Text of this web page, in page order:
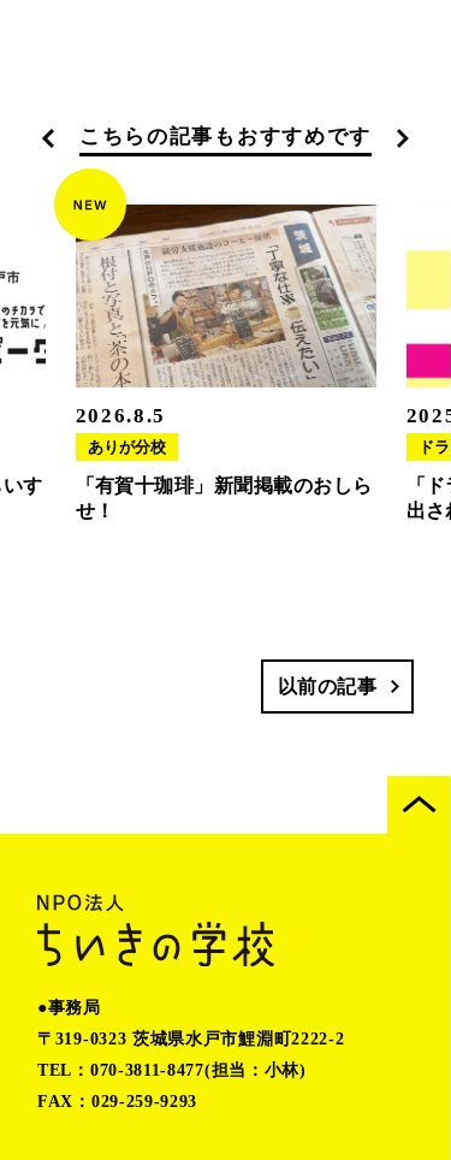
こちらの記事もおすすめです
す
2026.8.5
ありが分校
「有賀十珈琲」新聞掲載のおしら
せ！
ドラ
「
出さ
以前の記事
●事務局
〒319-0323 茨城県水戸市鯉淵町2222-2
TEL：070-3811-8477(担当：小林)
FAX：029-259-9293